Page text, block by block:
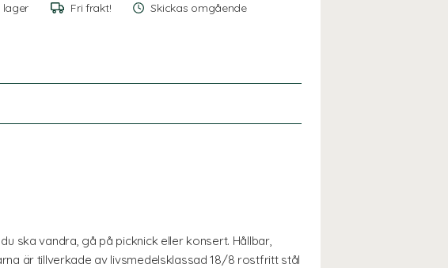
lager Fri frakt! Skickas omgående
ska vandra, gå på picknick eller konsert. Hållbar,
är tillverkade av livsmedelsklassad 18/8 rostfritt stål